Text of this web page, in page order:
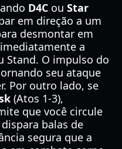
D4C ou Star
em direção a um
desmontar em
a
Stand. O impulso do
seu ataque
Por outro lado, se
(Atos 1-3),
que você circule
balas de
segura que a